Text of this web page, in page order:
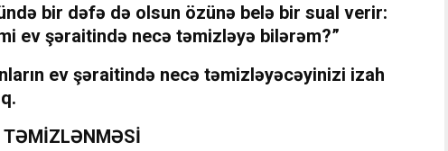
bir dəfə də olsun özünə belə bir sual verir:
ev şəraitində necə təmizləyə bilərəm?”
ev şəraitində necə təmizləyəcəyinizi izah
TƏMİZLƏNMƏSİ